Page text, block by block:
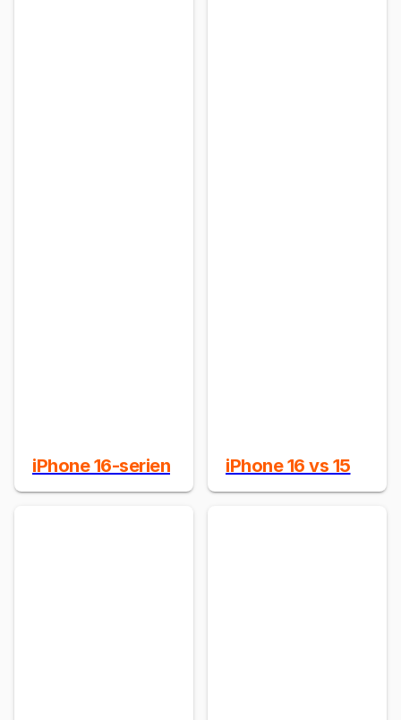
iPhone 16-serien iPhone 16 vs 15